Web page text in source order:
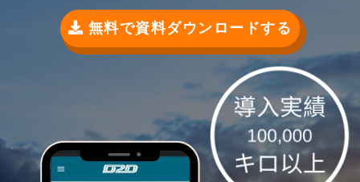
無料で資料ダウンロードする